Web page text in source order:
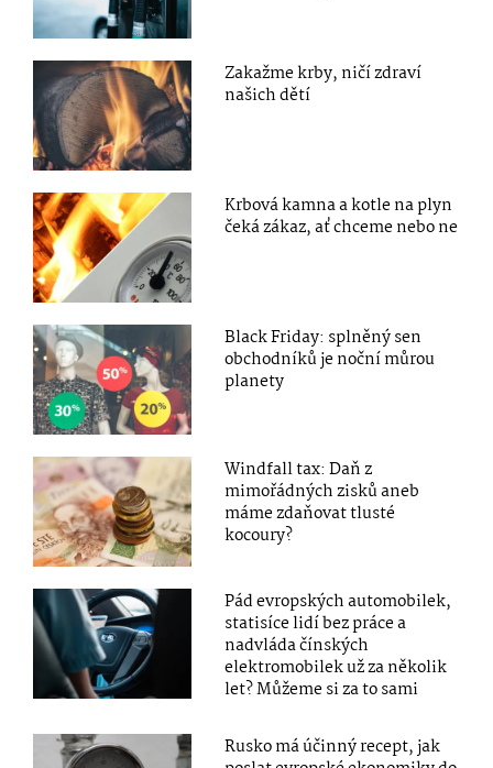
Zakažme krby, ničí zdraví
našich dětí
Krbová kamna a kotle na plyn
čeká zákaz, ať chceme nebo ne
Black Friday: splněný sen
obchodníků je noční můrou
planety
Windfall tax: Daň z
mimořádných zisků aneb
máme zdaňovat tlusté
kocoury?
Pád evropských automobilek,
statisíce lidí bez práce a
nadvláda čínských
elektromobilek už za několik
let? Můžeme si za to sami
Rusko má účinný recept, jak